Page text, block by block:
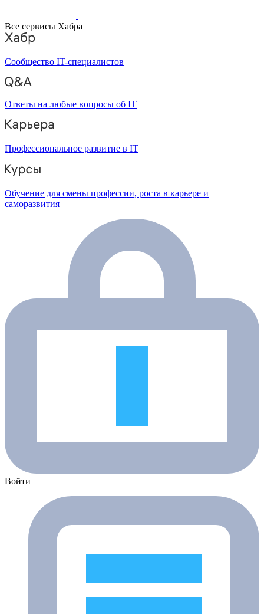
Все сервисы Хабра
Сообщество IT-специалистов
Ответы на любые вопросы об IT
Профессиональное развитие в IT
Обучение для смены профессии, роста в карьере и
саморазвития
Войти